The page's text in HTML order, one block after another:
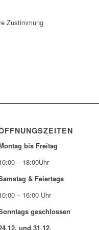
Zustimmung
bis Freitag
– 18:00Uhr
& Feiertags
– 16:00 Uhr
geschlossen
und 31.12.